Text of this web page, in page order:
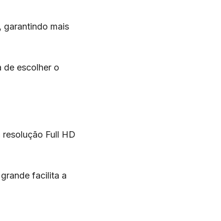
mais
de escolher o
Full HD
facilita a